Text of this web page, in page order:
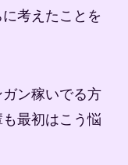
考えたことを
ン稼いでる方
最初はこう悩